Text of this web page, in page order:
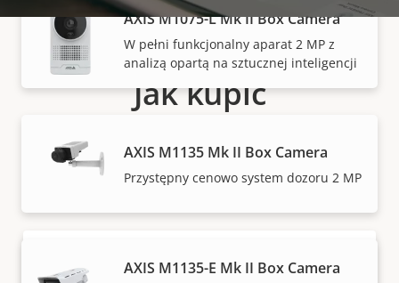
AXIS M1075-L Mk II Box Camera
W pełni funkcjonalny aparat 2 MP z
analizą opartą na sztucznej inteligencji
AXIS M1135 Mk II Box Camera
Przystępny cenowo system dozoru 2 MP
AXIS M1135-E Mk II Box Camera
Jak kupić
Rozwiązania i indywidualne produkty Axis są
sprzedawane i fachowo instalowane przez naszych
zaufanych partnerów.